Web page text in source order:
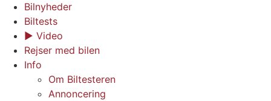
Bilnyheder
Biltests
▶︎ Video
Rejser med bilen
Info
Om Biltesteren
Annoncering